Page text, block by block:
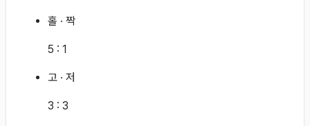
홀 · 짝
5 : 1
고 · 저
3 : 3